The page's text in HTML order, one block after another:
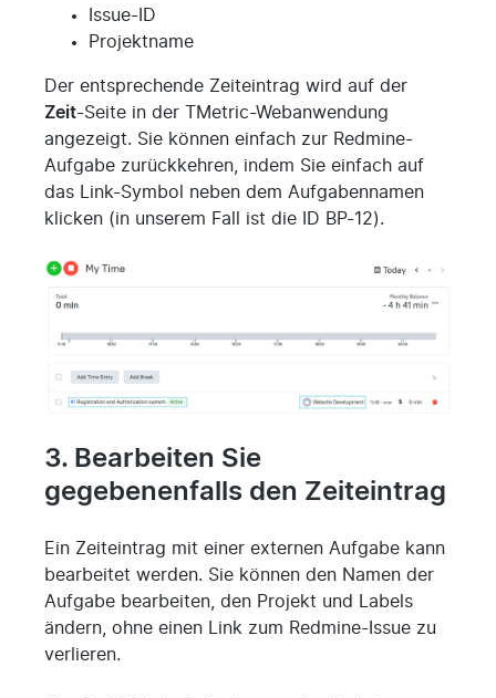
Issue-ID
Projektname
Der entsprechende Zeiteintrag wird auf der
Zeit-Seite in der TMetric-Webanwendung
angezeigt. Sie können einfach zur Redmine-
Aufgabe zurückkehren, indem Sie einfach auf
das Link-Symbol neben dem Aufgabennamen
klicken (in unserem Fall ist die ID BP-12).
3. Bearbeiten Sie
gegebenenfalls den Zeiteintrag
Ein Zeiteintrag mit einer externen Aufgabe kann
bearbeitet werden. Sie können den Namen der
Aufgabe bearbeiten, den Projekt und Labels
ändern, ohne einen Link zum Redmine-Issue zu
verlieren.